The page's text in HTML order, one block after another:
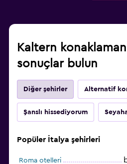
Kaltern
sonuçlar bulun
Diğer şehirler Alternatif
Şanslı hissediyorum
Popüler İtalya şehirleri
Roma otelleri